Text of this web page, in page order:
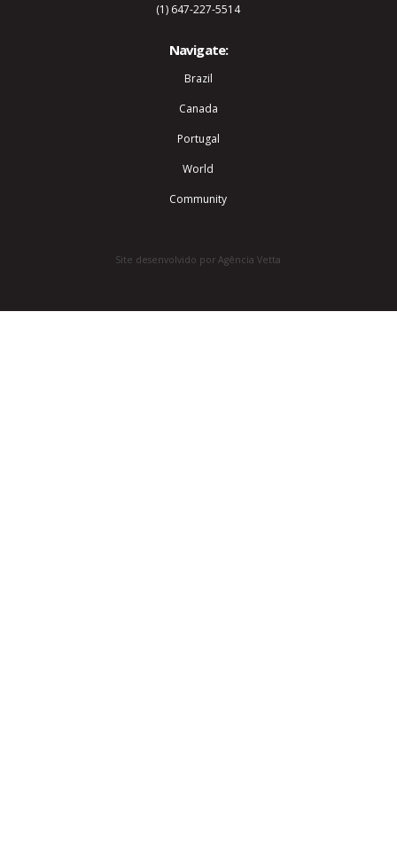
(1) 647-227-5514
Navigate:
Brazil
Canada
Portugal
World
Community
Site desenvolvido por Agência Vetta